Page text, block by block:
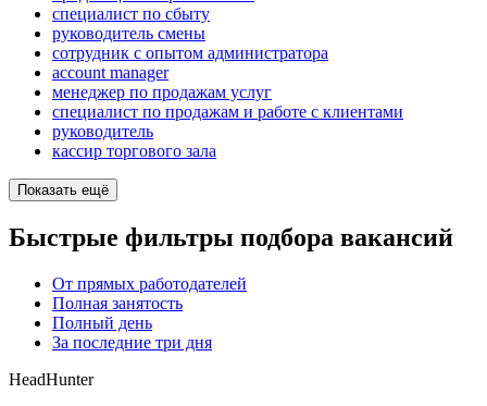
специалист по сбыту
руководитель смены
сотрудник с опытом администратора
account manager
менеджер по продажам услуг
специалист по продажам и работе с клиентами
руководитель
кассир торгового зала
Показать ещё
Быстрые фильтры подбора вакансий
От прямых работодателей
Полная занятость
Полный день
За последние три дня
HeadHunter